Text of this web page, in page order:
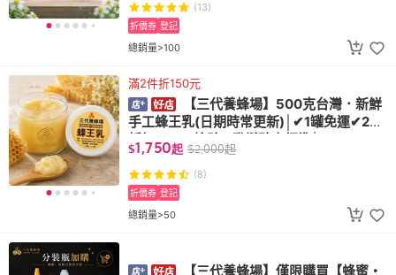
(13)
總銷量>100
折價券 登記
滿2件折150元
【三代養蜂場】500克台灣．新鮮
手工蜂王乳(日期時常更新)│✔1罐免運✔2罐
折扣✔SGS檢驗➛癸烯酸高標準│
$1,750起 $2,000起
(8)
總銷量>50
折價券 登記
【三代養蜂場】僅限購買【蜂蜜・